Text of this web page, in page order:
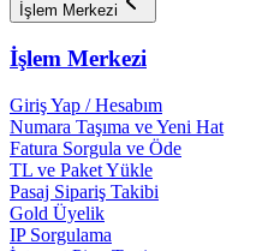
İşlem Merkezi
İşlem Merkezi
Giriş Yap / Hesabım
Numara Taşıma ve Yeni Hat
Fatura Sorgula ve Öde
TL ve Paket Yükle
Pasaj Sipariş Takibi
Gold Üyelik
IP Sorgulama